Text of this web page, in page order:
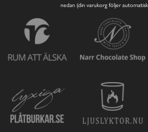
nedan (din varukorg följer